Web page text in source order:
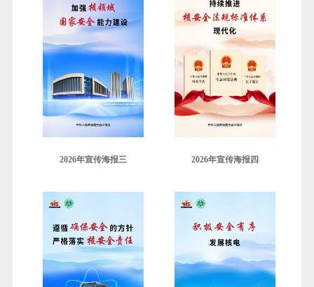
2026年宣传海报三 2026年宣传海报四